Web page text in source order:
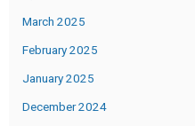
March 2025
February 2025
January 2025
December 2024